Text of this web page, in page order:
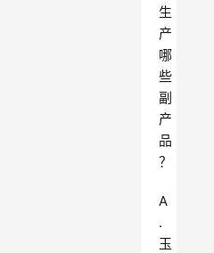
生
产
哪
些
副
产
品
？
A
.
玉